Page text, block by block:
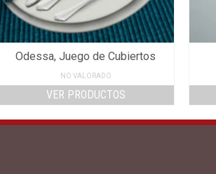
Odessa, Juego de Cubiertos
NO VALORADO
VER PRODUCTOS